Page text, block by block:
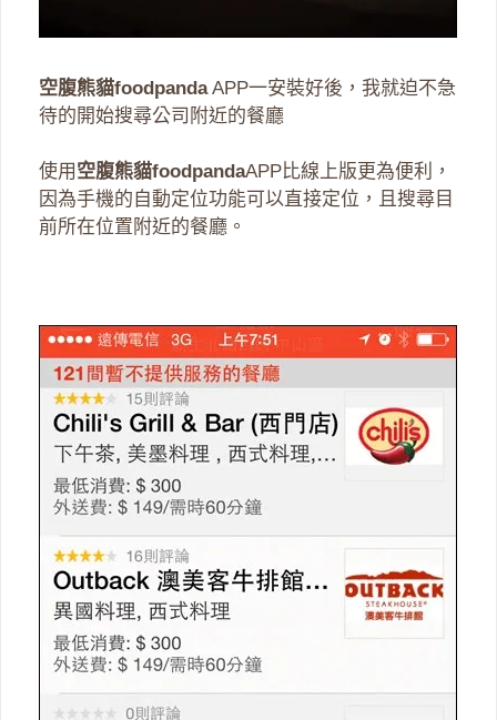
空腹熊貓foodpandaAPP一安裝好後，我就迫不急
待的開始搜尋公司附近的餐廳
使用 空腹熊貓foodpandaAPP比線上版更為便利，
因為手機的自動定位功能可以直接定位，且搜尋目
前所在位置附近的餐廳。